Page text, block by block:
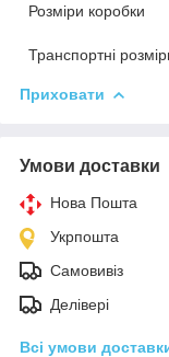
Розміри коробки
Транспортні
Приховати
Умови доставки
Нова Пошта
Укрпошта
Самовивіз
Делівері
Всі умови